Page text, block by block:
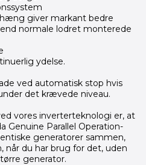
giver markant bedre
normale lodret monterede
ydelse.
ved automatisk stop hvis
det krævede niveau.
vores inverterteknologi er, at
Genuine Parallel Operation-
generatorer sammen,
når du har brug for det, uden
generator.